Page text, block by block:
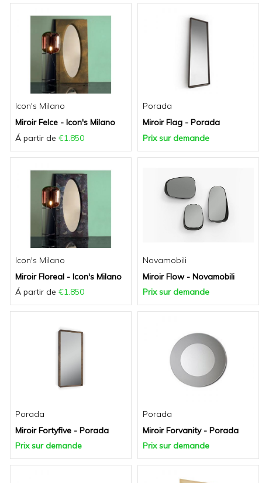
Icon's Milano
Miroir Felce - Icon's Milano
Á partir de €1.850
Porada
Miroir Flag - Porada
Prix sur demande
Icon's Milano
Miroir Floreal - Icon's Milano
Á partir de €1.850
Novamobili
Miroir Flow - Novamobili
Prix sur demande
Porada
Miroir Fortyfive - Porada
Prix sur demande
Porada
Miroir Forvanity - Porada
Prix sur demande